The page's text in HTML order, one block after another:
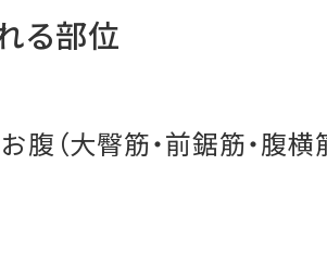
る部位
腹（大臀筋・前鋸筋・腹横